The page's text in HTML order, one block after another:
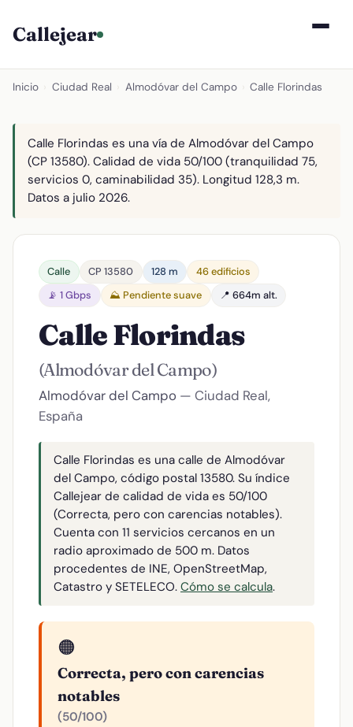
Callejear
Inicio Ciudad Real Almodóvar del Campo Calle Florindas
Calle Florindas es una vía de Almodóvar del Campo
(CP 13580). Calidad de vida 50/100 (tranquilidad 75,
servicios 0, caminabilidad 35). Longitud 128,3 m.
Datos a julio 2026.
Calle CP 13580 128 m
46 edificios
📡 1 Gbps
⛰️ Pendiente suave 📍 664m alt.
Calle Florindas
(Almodóvar del Campo)
Almodóvar del Campo — Ciudad Real,
España
Calle Florindas es una calle de Almodóvar
del Campo, código postal 13580. Su índice
Callejear de calidad de vida es 50/100
(Correcta, pero con carencias notables).
Cuenta con 11 servicios cercanos en un
radio aproximado de 500 m. Datos
procedentes de INE, OpenStreetMap,
Catastro y SETELECO. Cómo se calcula.
🟠
Correcta, pero con carencias
notables
(50/100)